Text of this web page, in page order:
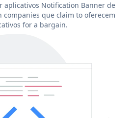
aplicativos Notification Banner de
que claim to oferecem
for a bargain.